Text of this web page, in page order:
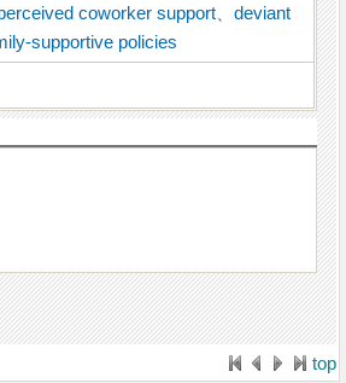
coworker support 、deviant
supportive policies
top